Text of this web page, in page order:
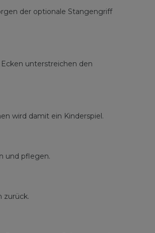
der optionale Stangengriff
unterstreichen den
wird damit ein Kinderspiel.
und pflegen.
zurück.